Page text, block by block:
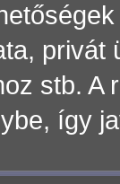
stb. A
így